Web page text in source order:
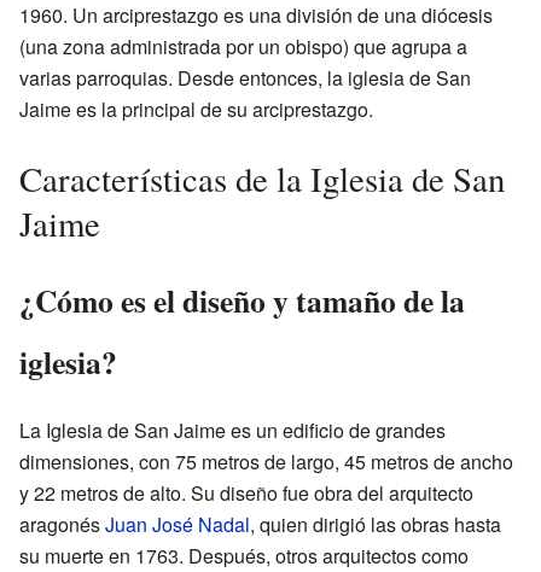
1960. Un arciprestazgo es una división de una diócesis
(una zona administrada por un obispo) que agrupa a
varias parroquias. Desde entonces, la iglesia de San
Jaime es la principal de su arciprestazgo.
Características de la Iglesia de San
Jaime
¿Cómo es el diseño y tamaño de la
iglesia?
La Iglesia de San Jaime es un edificio de grandes
dimensiones, con 75 metros de largo, 45 metros de ancho
y 22 metros de alto. Su diseño fue obra del arquitecto
aragonésJuan José Nadal, quien dirigió las obras hasta
su muerte en 1763. Después, otros arquitectos como